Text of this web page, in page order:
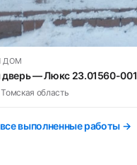
ДОМ
дверь — Люкс 23.01560-001
Томская область
выполненные работы →